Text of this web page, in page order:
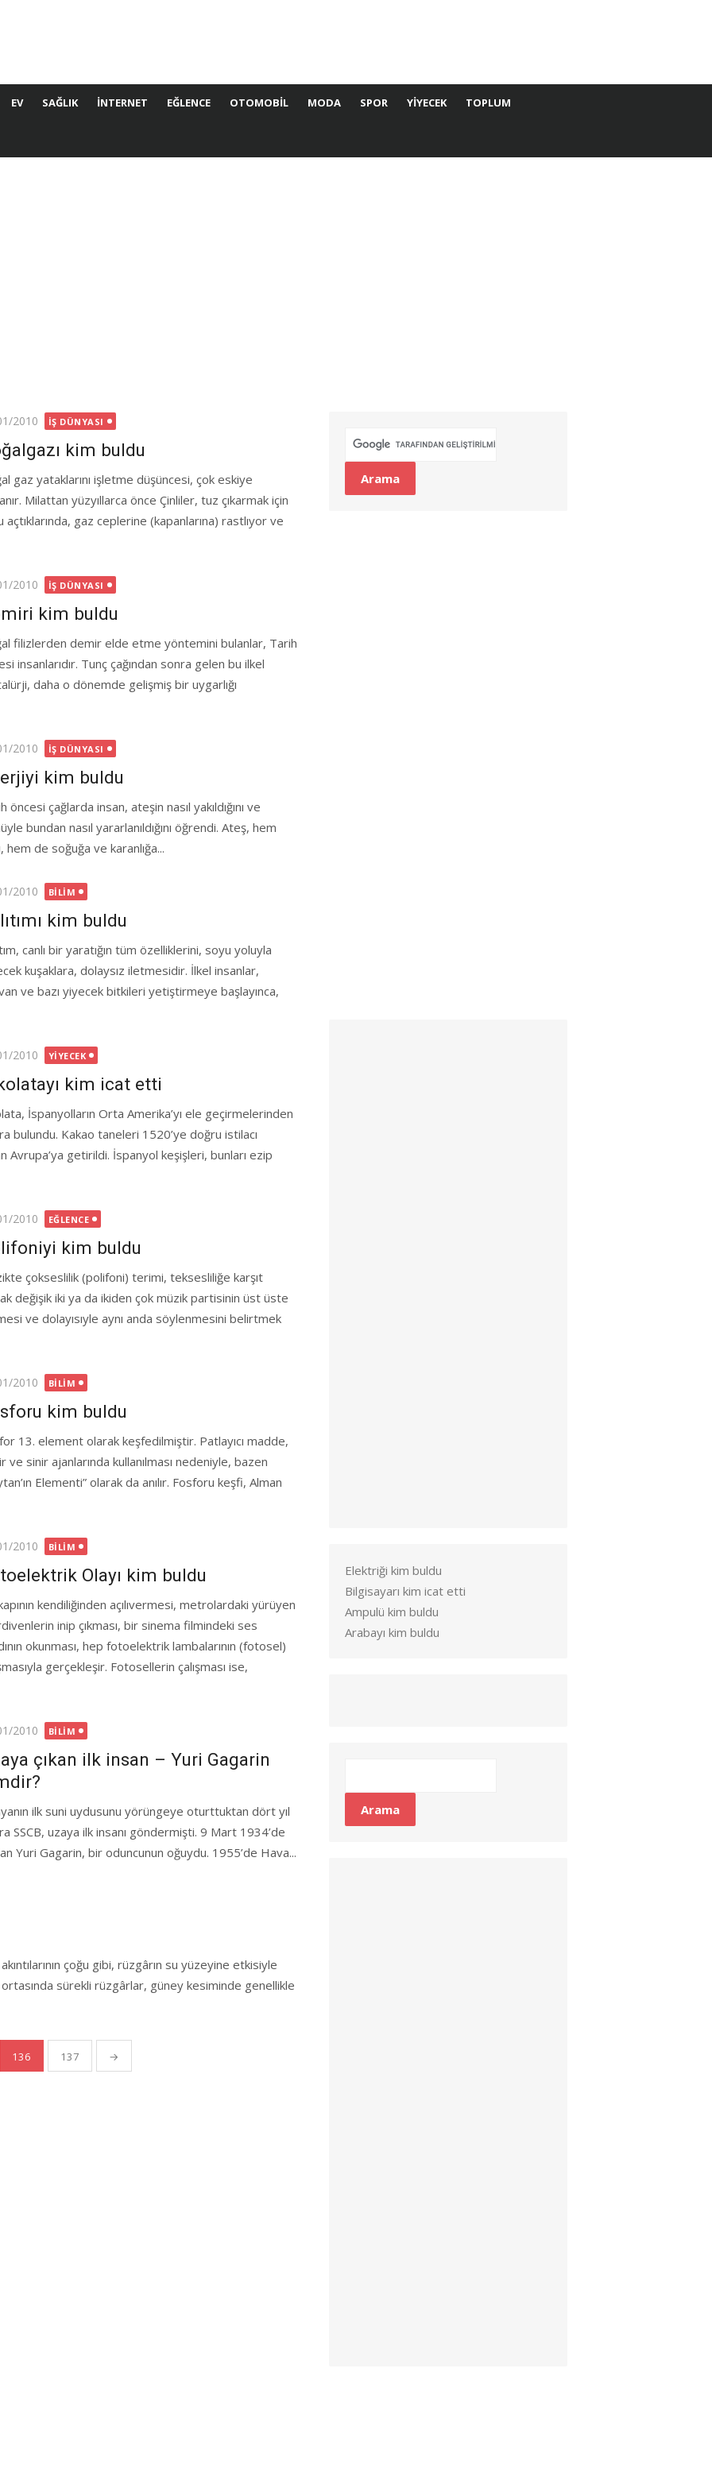
EV SAĞLIK İNTERNET EĞLENCE OTOMOBIL MODA SPOR YIYECEK TOPLUM
2010 İŞ DÜNYASI
kim buldu
gaz yataklarını işletme düşüncesi, çok eskiye
Milattan yüzyıllarca önce Çinliler, tuz çıkarmak için
açtıklarında, gaz ceplerine (kapanlarına) rastlıyor ve
2010 İŞ DÜNYASI
kim buldu
filizlerden demir elde etme yöntemini bulanlar, Tarih
insanlarıdır. Tunç çağından sonra gelen bu ilkel
daha o dönemde gelişmiş bir uygarlığı
2010 İŞ DÜNYASI
kim buldu
öncesi çağlarda insan, ateşin nasıl yakıldığını ve
bundan nasıl yararlanıldığını öğrendi. Ateş, hem
hem de soğuğa ve karanlığa...
2010 BILIM
kim buldu
canlı bir yaratığın tüm özelliklerini, soyu yoluyla
kuşaklara, dolaysız iletmesidir. İlkel insanlar,
ve bazı yiyecek bitkileri yetiştirmeye başlayınca,
2010 YIYECEK
kim icat etti
İspanyolların Orta Amerika’yı ele geçirmelerinden
bulundu. Kakao taneleri 1520’ye doğru istilacı
Avrupa’ya getirildi. İspanyol keşişleri, bunları ezip
2010 EĞLENCE
kim buldu
çokseslilik (polifoni) terimi, teksesliliğe karşıt
değişik iki ya da ikiden çok müzik partisinin üst üste
ve dolayısıyle aynı anda söylenmesini belirtmek
2010 BILIM
kim buldu
13. element olarak keşfedilmiştir. Patlayıcı madde,
ve sinir ajanlarında kullanılması nedeniyle, bazen
Elementi” olarak da anılır. Fosforu keşfi, Alman
2010 BILIM
Olayı kim buldu
kendiliğinden açılıvermesi, metrolardaki yürüyen
inip çıkması, bir sinema filmindeki ses
okunması, hep fotoelektrik lambalarının (fotosel)
gerçekleşir. Fotosellerin çalışması ise,
2010 BILIM
çıkan ilk insan – Yuri Gagarin
ilk suni uydusunu yörüngeye oturttuktan dört yıl
SSCB, uzaya ilk insanı göndermişti. 9 Mart 1934’de
Yuri Gagarin, bir oduncunun oğuydu. 1955’de Hava...
çoğu gibi, rüzgârın su yüzeyine etkisiyle
sürekli rüzgârlar, güney kesiminde genellikle
136 137 →
Elektriği kim buldu
Bilgisayarı kim icat etti
Ampulü kim buldu
Arabayı kim buldu